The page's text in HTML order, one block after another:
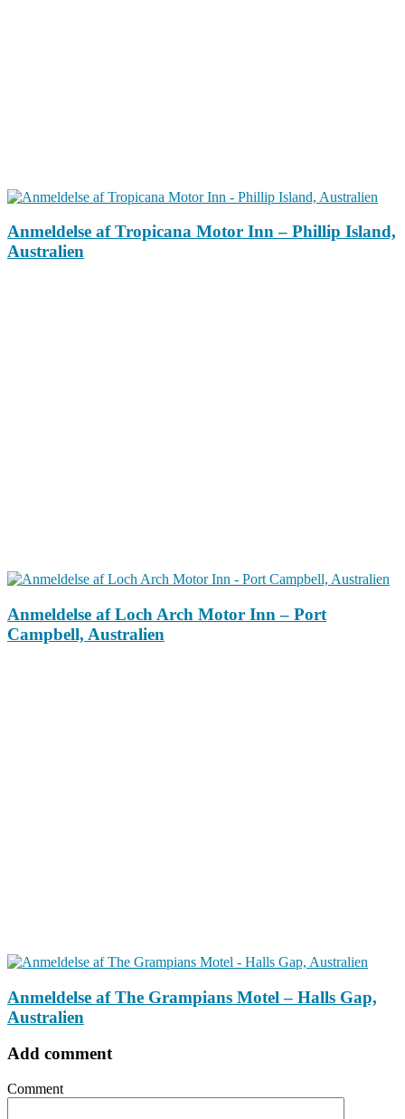
Anmeldelse af Tropicana Motor Inn – Phillip Island,
Australien
Anmeldelse af Loch Arch Motor Inn – Port
Campbell, Australien
Anmeldelse af The Grampians Motel – Halls Gap,
Australien
Add comment
Comment